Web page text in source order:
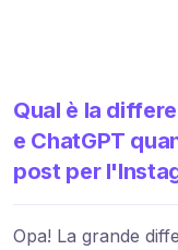
Qual è la
e ChatGPT
post per
Opa! La grande